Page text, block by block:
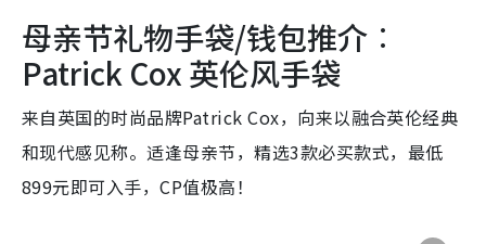
母亲节礼物手袋/钱包推介︰
Patrick Cox 英伦风手袋
来自英国的时尚品牌Patrick Cox，向来以融合英伦经典
和现代感见称。适逢母亲节，精选3款必买款式，最低
899元即可入手，CP值极高！